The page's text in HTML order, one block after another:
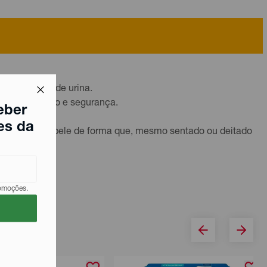
da
a intensas de urina.
discrição e segurança.
longe da pele de forma que, mesmo sentado ou deitado
na pele..